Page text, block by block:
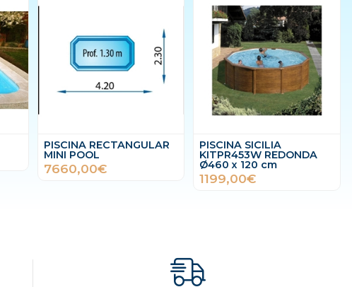
PISCINA RECTANGULAR
MINI POOL
7660,00€
PISCINA SICILIA
KITPR453W REDONDA
Ø460 x 120 cm
1199,00€